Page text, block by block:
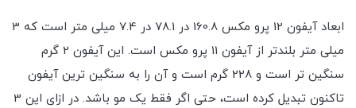
ابعاد آیفون 12 پرو مکس 160.8 در 78.1 در 7.4 میلی متر است که 3
میلی متر بلندتر از آیفون 11 پرو مکس است. این آیفون 2 گرم
سنگین تر است و 228 گرم است و آن را به سنگین ترین آیفون
تاکنون تبدیل کرده است، حتی اگر فقط یک مو باشد. در ازای این 3